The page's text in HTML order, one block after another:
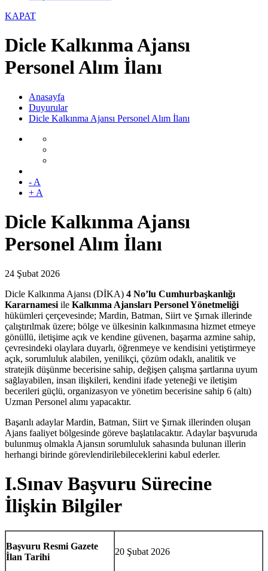
KAPAT
Dicle Kalkınma Ajansı
Personel Alım İlanı
Anasayfa
Duyurular
Dicle Kalkınma Ajansı Personel Alım İlanı
- A
+ A
Dicle Kalkınma Ajansı
Personel Alım İlanı
24 Şubat 2026
Dicle Kalkınma Ajansı (DİKA) 4 No’lu Cumhurbaşkanlığı
Kararnamesi ile Kalkınma Ajansları Personel Yönetmeliği
hükümleri çerçevesinde; Mardin, Batman, Siirt ve Şırnak illerinde
çalıştırılmak üzere; bölge ve ülkesinin kalkınmasına hizmet etmeye
gönüllü, iletişime açık ve kendine güvenen, başarma azmine sahip,
çevresindeki olaylara duyarlı, öğrenmeye ve kendisini yetiştirmeye
açık, sorumluluk alabilen, yenilikçi, çözüm odaklı, analitik ve
stratejik düşünme becerisine sahip, değişen çalışma şartlarına uyum
sağlayabilen, insan ilişkileri, kendini ifade yeteneği ve iletişim
becerileri güçlü, organizasyon ve yönetim becerisine sahip 6 (altı)
Uzman Personel alımı yapacaktır.
Başarılı adaylar Mardin, Batman, Siirt ve Şırnak illerinden oluşan
Ajans faaliyet bölgesinde göreve başlatılacaktır. Adaylar başvuruda
bulunmuş olmakla Ajansın sorumluluk sahasında bulunan illerin
herhangi birinde görevlendirilebileceklerini kabul ederler.
I.Sınav Başvuru Sürecine
İlişkin Bilgiler
Başvuru Resmi Gazete
İlan Tarihi
20 Şubat 2026